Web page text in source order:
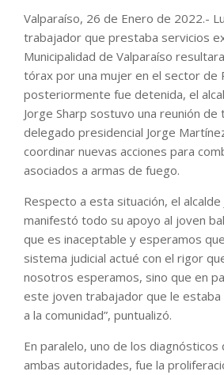
Valparaíso, 26 de Enero de 2022.-
trabajador que prestaba servicios
Municipalidad de Valparaíso
tórax por una mujer en el sector de
posteriormente fue detenida, el
Jorge Sharp sostuvo una reunión de
delegado presidencial Jorge
coordinar nuevas acciones para
asociados a armas de fuego.
Respecto a esta situación, el alcalde
manifestó todo su apoyo al joven
que es inaceptable y esperamos
sistema judicial actué con el rigor
nosotros esperamos, sino que en
este joven trabajador que le
a la comunidad”, puntualizó.
En paralelo, uno de los
ambas autoridades, fue la